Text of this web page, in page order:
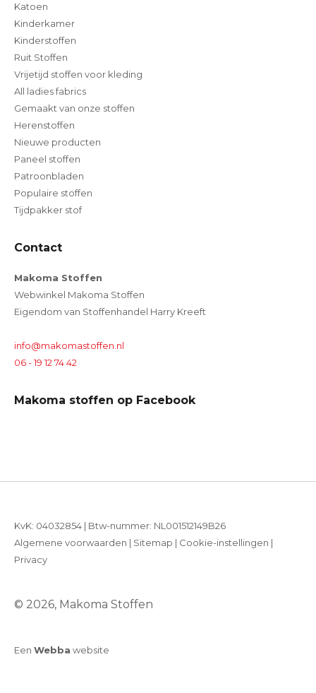
Katoen
Kinderkamer
Kinderstoffen
Ruit Stoffen
Vrijetijd stoffen voor kleding
All ladies fabrics
Gemaakt van onze stoffen
Herenstoffen
Nieuwe producten
Paneel stoffen
Patroonbladen
Populaire stoffen
Tijdpakker stof
Contact
Makoma Stoffen
Webwinkel Makoma Stoffen
Eigendom van Stoffenhandel Harry Kreeft
info@makomastoffen.nl
06 - 19 12 74 42
Makoma stoffen op Facebook
© 2026, Makoma Stoffen
KvK: 04032854 | Btw-nummer: NL001512149B26
Algemene voorwaarden | Sitemap | Cookie-instellingen |
Privacy
Een Webba website